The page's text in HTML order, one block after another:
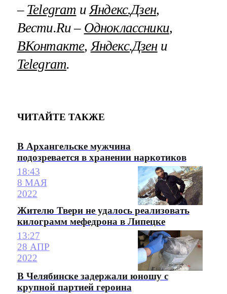
– Telegram иЯндекс.Дзен,
Вести.Ru – Одноклассники,
ВКонтакте,Яндекс.Дзени
Telegram.
ЧИТАЙТЕ ТАКЖЕ
В Архангельске мужчина
подозревается в хранении наркотиков
18:43
8 МАЯ
2022
Жителю Твери не удалось реализовать
килограмм мефедрона в Липецке
13:27
28 АПР
2022
В Челябинске задержали юношу с
крупной партией героина